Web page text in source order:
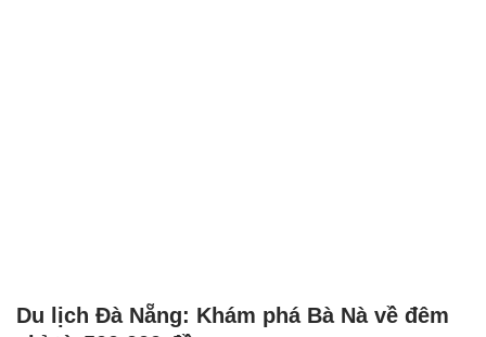
Du lịch Đà Nẵng: Khám phá Bà Nà về đêm